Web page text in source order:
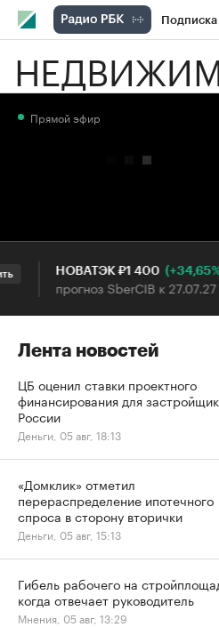
Подписка
РБК Вино
Прямой эфир
НОВАТЭК ₽1 400 (+34,65%)
прогноз SberCIB к 27.07.27
Лента новостей
ЦБ оценил ставки проектного
финансирования для
России
Деньги, 05 авг, 18:13
«Домклик» отметил
перераспределение ипотечного
спроса в сторону вторички
Деньги, 05 авг, 15:13
Гибель рабочего на
когда отвечает руководитель
Мнения, 05 авг, 13:29